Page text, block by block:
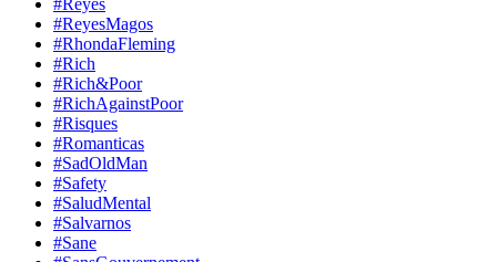
#Reyes
#ReyesMagos
#RhondaFleming
#Rich
#Rich&Poor
#RichAgainstPoor
#Risques
#Romanticas
#SadOldMan
#Safety
#SaludMental
#Salvarnos
#Sane